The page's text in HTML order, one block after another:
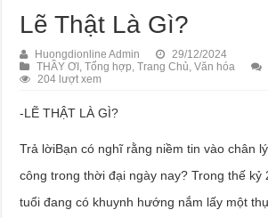
Lẽ Thật Là Gì?
Huongdionline Admin
29/12/2024
THẦY ƠI ,Tổng hợp,Trang Chủ,Văn hóa
204 lượt xem
-LẼ THẬT LÀ GÌ?
Trả lờiBạn có nghĩ rằng niềm tin vào chân
công trong thời đại ngày nay? Trong thế
tuổi đang có khuynh hướng nắm lấy một